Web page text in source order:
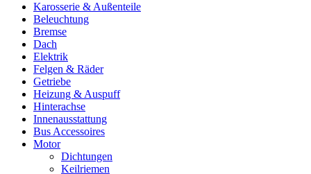
Karosserie & Außenteile
Beleuchtung
Bremse
Dach
Elektrik
Felgen & Räder
Getriebe
Heizung & Auspuff
Hinterachse
Innenausstattung
Bus Accessoires
Motor
Dichtungen
Keilriemen